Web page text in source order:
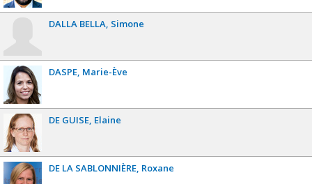
DALLA BELLA Simone
DASPE Marie-Ève
DE GUISE Elaine
DE LA SABLONNIÈRE Roxane